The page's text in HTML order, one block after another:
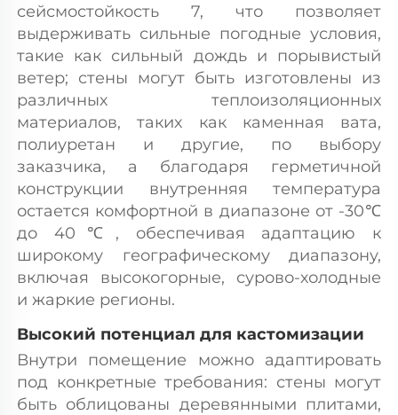
сейсмостойкость 7, что позволяет
выдерживать сильные погодные условия,
такие как сильный дождь и порывистый
ветер; стены могут быть изготовлены из
различных теплоизоляционных
материалов, таких как каменная вата,
полиуретан и другие, по выбору
заказчика, а благодаря герметичной
конструкции внутренняя температура
остается комфортной в диапазоне от -30℃
до 40℃, обеспечивая адаптацию к
широкому географическому диапазону,
включая высокогорные, сурово-холодные
и жаркие регионы.
Высокий потенциал для кастомизации
Внутри помещение можно адаптировать
под конкретные требования: стены могут
быть облицованы деревянными плитами,